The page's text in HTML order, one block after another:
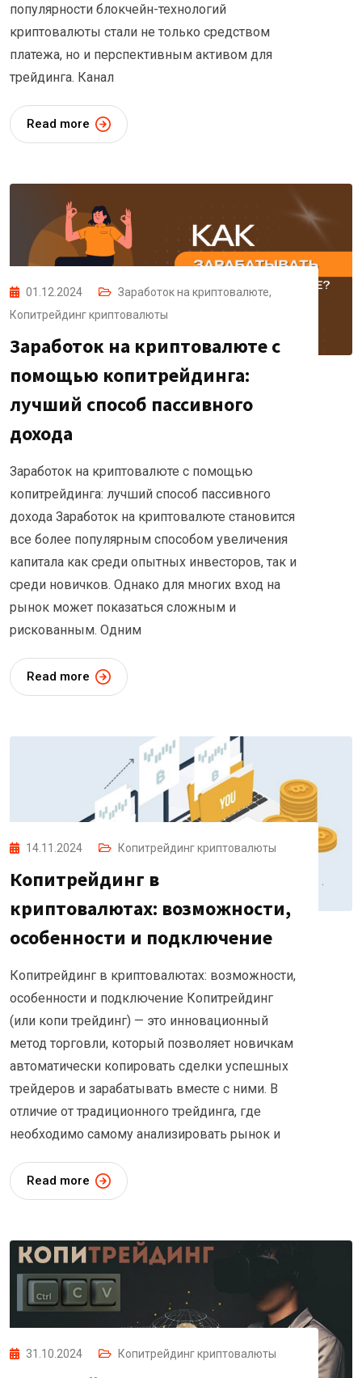
популярности блокчейн-технологий
криптовалюты стали не только средством
платежа, но и перспективным активом для
трейдинга. Канал
Read more
01.12.2024 Заработок на криптовалюте,
Копитрейдинг криптовалюты
Заработок на криптовалюте с
помощью копитрейдинга:
лучший способ пассивного
дохода
Заработок на криптовалюте с помощью
копитрейдинга: лучший способ пассивного
дохода Заработок на криптовалюте становится
все более популярным способом увеличения
капитала как среди опытных инвесторов, так и
среди новичков. Однако для многих вход на
рынок может показаться сложным и
рискованным. Одним
Read more
14.11.2024 Копитрейдинг криптовалюты
Копитрейдинг в
криптовалютах: возможности,
особенности и подключение
Копитрейдинг в криптовалютах: возможности,
особенности и подключение Копитрейдинг
(или копи трейдинг) — это инновационный
метод торговли, который позволяет новичкам
автоматически копировать сделки успешных
трейдеров и зарабатывать вместе с ними. В
отличие от традиционного трейдинга, где
необходимо самому анализировать рынок и
Read more
31.10.2024 Копитрейдинг криптовалюты